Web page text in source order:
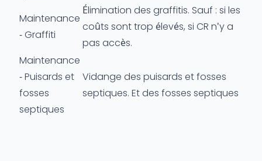
Maintenance
- Graffiti
Élimination des graffitis. Sauf : si les
coûts sont trop élevés, si CR n'y a
pas accès.
Maintenance
- Puisards et
fosses
septiques
Vidange des puisards et fosses
septiques. Et des fosses septiques